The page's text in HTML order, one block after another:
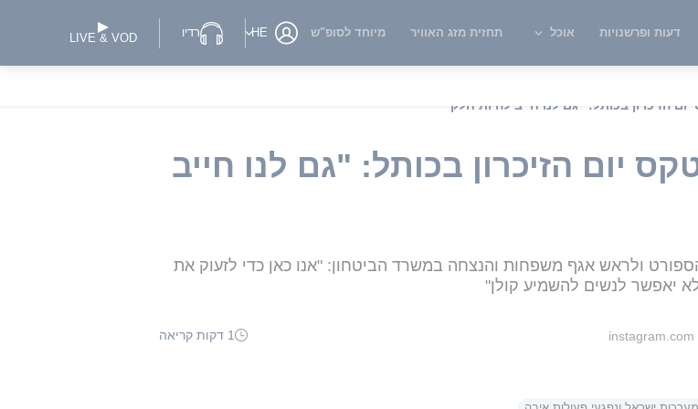
דעות ופרשנויות אוכל תחזית מזג האוויר מיוחד לסופ"ש HE רדיו LIVE & VOD
הזיכרון בכותל: "גם לנו חייב להיות חלק"
יום הזיכרון בכותל: "גם לנו חייב
ולראש אגף משפחות והנצחה במשרד הביטחון: "אנו כאן כדי לזעוק את
יאפשר לנשים להשמיע קולן"
instagram.com
1 דקות קריאה